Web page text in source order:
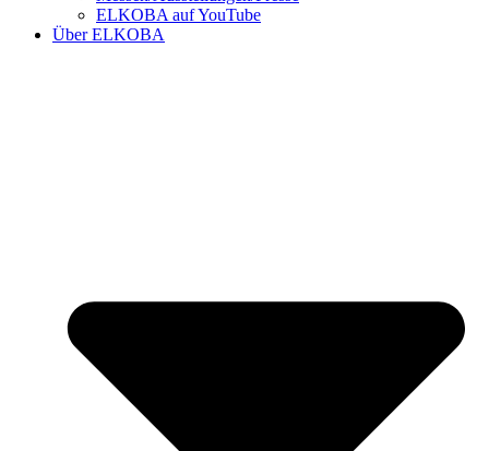
ELKOBA auf YouTube
Über ELKOBA